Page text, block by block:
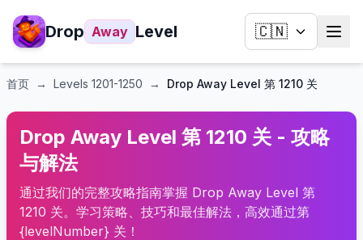
Drop Away Level 🇨🇳
首页 → Levels 1201-1250 → Drop Away Level 第 1210 关
Drop Away Level 第 1210 关 - 攻略
与解法
通过我们的完整攻略指南掌握 Drop Away Level 第
1210 关。学习策略、技巧和最佳解法，高效通过第
{levelNumber} 关！